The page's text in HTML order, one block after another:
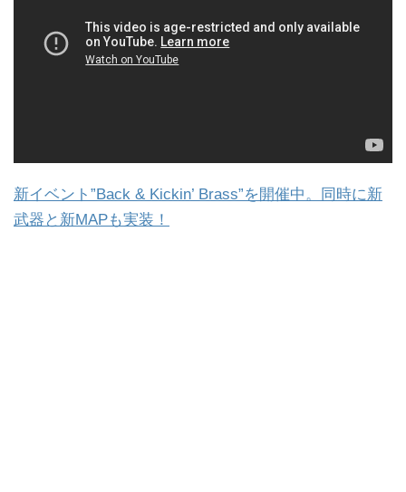
新イベント”Back & Kickin’ Brass”を開催中。同時に新
武器と新MAPも実装！